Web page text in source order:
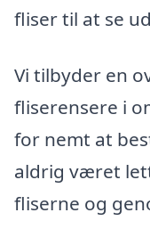
fliser til at se
Vi tilbyder en
fliserensere i
for nemt at
aldrig været
fliserne og